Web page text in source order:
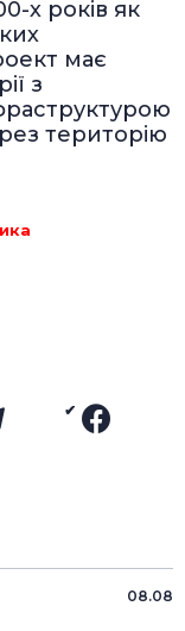
х років як
має
з
територію
08.08